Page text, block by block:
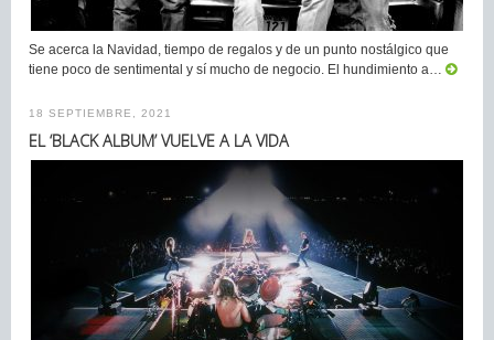
Se acerca la Navidad, tiempo de regalos y de un punto nostálgico que
tiene poco de sentimental y sí mucho de negocio. El hundimiento a…
18 SEPTIEMBRE, 2021
EL ‘BLACK ALBUM’ VUELVE A LA VIDA